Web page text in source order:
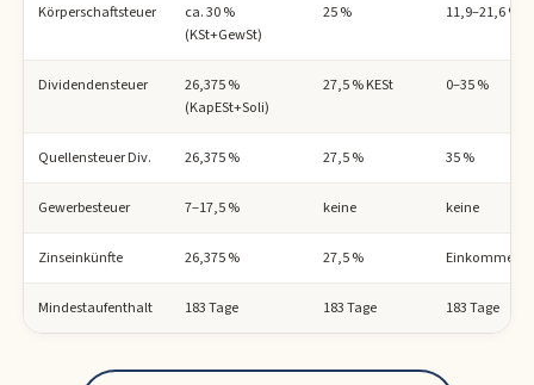
Körperschaftsteuer
ca. 30 %
(KSt+GewSt)
25 % 11,9–21,6 %
Dividendensteuer
26,375 %
(KapESt+Soli)
27,5 % KESt 0–35 %
Quellensteuer Div. 26,375 % 27,5 % 35 %
Gewerbesteuer 7–17,5 % keine keine
Zinseinkünfte 26,375 % 27,5 %
Mindestaufenthalt 183 Tage 183 Tage 183 Tage